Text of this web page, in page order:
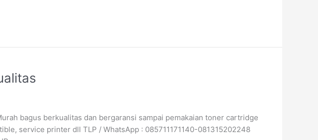
bagus berkualitas dan bergaransi sampai pemakaian toner cartridge
service printer dll TLP / WhatsApp : 085711171140-081315202248